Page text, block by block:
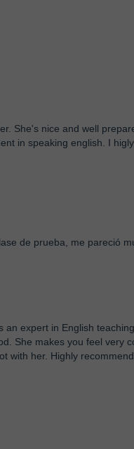
She's nice and well
in speaking english. I
de prueba, me pareció
an expert in English
She makes you feel very
with her. Highly